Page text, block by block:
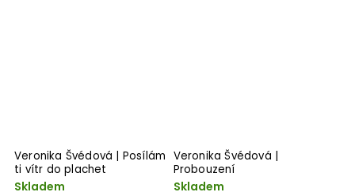
Veronika Švédová | Posílám
ti vítr do plachet
Skladem
Veronika Švédová |
Probouzení
Skladem